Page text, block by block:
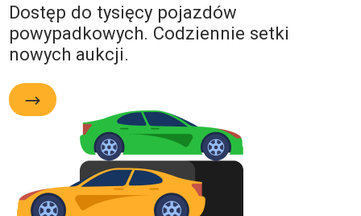
Dostęp do tysięcy pojazdów
powypadkowych. Codziennie setki
nowych aukcji.